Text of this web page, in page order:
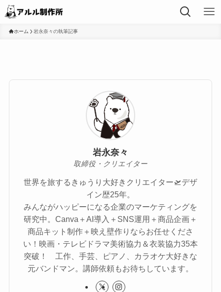
ホーム 岩永奈々の執筆記事
岩永奈々
取締役・クリエイター
世界を旅するきゅうり大好きクリエイター🛫デザ
イン歴25年。
みんながハッピーになる企業のマーケティングを
研究中。Canva＋AI導入＋SNS運用＋商品企画＋
商品キット制作＋映え壁作りならお任せくださ
い！映画・テレビドラマ美術協力＆衣装協力35本
突破！ 工作、手芸、ピアノ、カラオケ大好きな
元バンドマン。講師依頼もお待ちしています。